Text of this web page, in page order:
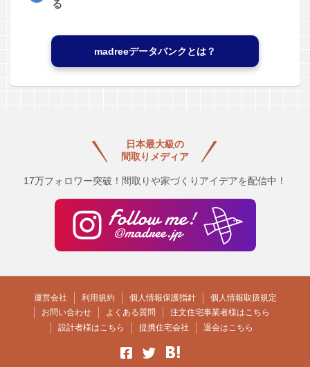
る
madreeデータバンクとは？
日本最大級の
間取りメディア
17万フォロワー突破！間取りや家づくりアイデアを配信中！
運営会社 利用規約 個人情報保護指針
個人情報取扱規定
お問い合わせ
よくある質問
注文住宅事業者様はこちら
設計者様はこちら
提携住宅会社 退会はこちら